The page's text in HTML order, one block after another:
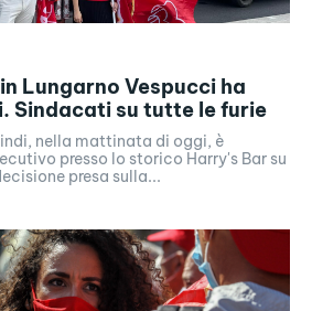
in Lungarno Vespucci ha
Sindacati su tutte le furie
nella mattinata di oggi, è
presso lo storico Harry's Bar su
presa sulla...